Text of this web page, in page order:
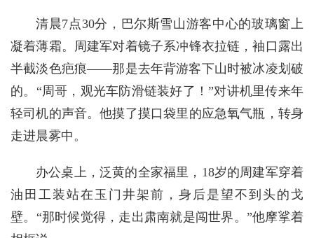
清晨7点30分，巴尔斯雪山游客中心的玻璃窗上
凝着薄霜。周建军对着镜子系冲锋衣拉链，袖口露出
半截淡色疤痕——那是去年背游客下山时被冰凌划破
的。“周哥，观光车防滑链装好了！”对讲机里传来年
轻司机的声音。他摸了摸口袋里的应急氧气瓶，转身
走进晨雾中。
办公桌上，泛黄的全家福里，18岁的周建军穿着
油田工装站在玉门井架前，身后是望不到头的戈
壁。“那时候觉得，走出肃南就是闯世界。”他摩挲着